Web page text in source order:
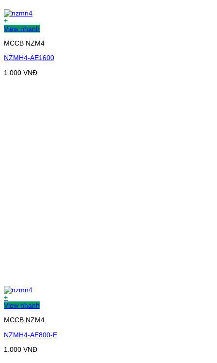
+
View nhanh
MCCB NZM4
NZMH4-AE1600
1.000 VNĐ
+
View nhanh
MCCB NZM4
NZMH4-AE800-E
1.000 VNĐ